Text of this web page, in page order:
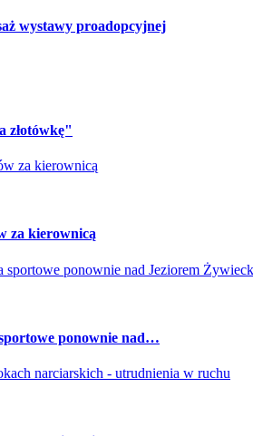
wystawy proadopcyjnej
złotówkę"
za kierownicą
ponownie nad…